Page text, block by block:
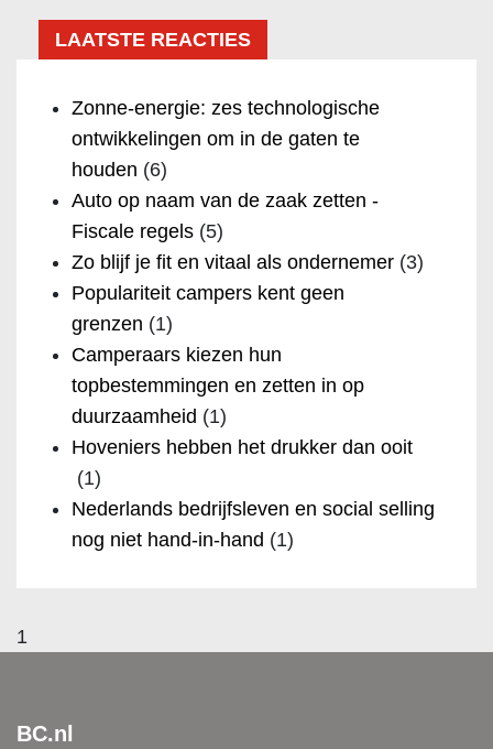
LAATSTE REACTIES
Zonne-energie: zes technologische
ontwikkelingen om in de gaten te
houden (6)
Auto op naam van de zaak zetten -
Fiscale regels (5)
Zo blijf je fit en vitaal als ondernemer (3)
Populariteit campers kent geen
grenzen (1)
Camperaars kiezen hun
topbestemmingen en zetten in op
duurzaamheid (1)
Hoveniers hebben het drukker dan ooit
(1)
Nederlands bedrijfsleven en social selling
nog niet hand-in-hand (1)
1
BC.nl